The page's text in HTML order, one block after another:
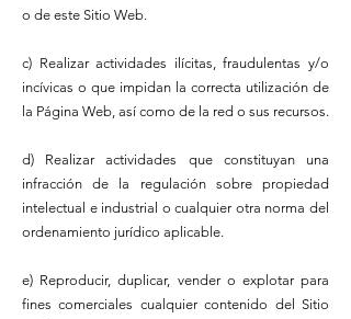
o de este Sitio Web.
c) Realizar actividades ilícitas, fraudulentas y/o
incívicas o que impidan la correcta utilización de
la Página Web, así como de la red o sus recursos.
d) Realizar actividades que constituyan una
infracción de la regulación sobre propiedad
intelectual e industrial o cualquier otra norma del
ordenamiento jurídico aplicable.
e) Reproducir, duplicar, vender o explotar para
fines comerciales cualquier contenido del Sitio